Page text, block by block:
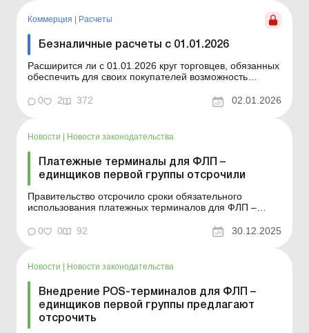
постановления...
Коммерция Расчеты
Безналичные расчеты с 01.01.2026
Расширится ли с 01.01.2026 круг торговцев, обязанных
обеспечить для своих покупателей возможность
организовать прием безналичных платежей? Ответы
вы найдете в статье. В статье мы в очередной раз
894 «Об ...
0 2 372 02.01.2026
Новости | Новости законодательства
Платежные терминалы для ФЛП –
единщиков первой группы отсрочили
Правительство отсрочило сроки обязательного
использования платежных терминалов для ФЛП –
положения и еще на три месяца после его отмены.
сроки обя...
0 0 92 30.12.2025
Новости Новости законодательства
Внедрение POS-терминалов для ФЛП –
единщиков первой группы предлагают
отсрочить